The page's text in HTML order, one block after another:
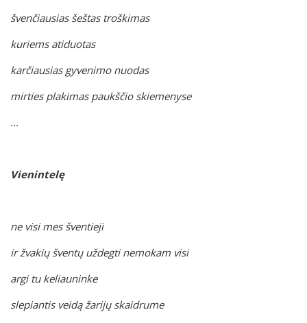
švenčiausias šeštas troškimas
kuriems atiduotas
karčiausias gyvenimo nuodas
mirties plakimas paukščio skiemenyse
...
Vienintelę
ne visi mes šventieji
ir žvakių šventų uždegti nemokam visi
argi tu keliauninke
slepiantis veidą žarijų skaidrume